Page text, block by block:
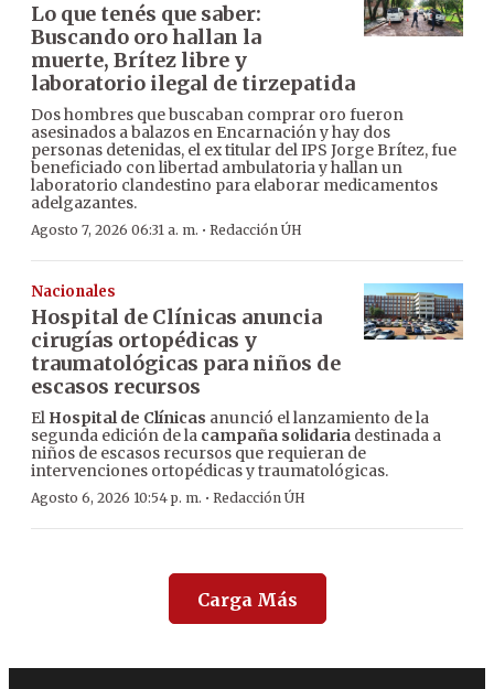
Lo que tenés que saber:
Buscando oro hallan la
muerte, Brítez libre y
laboratorio ilegal de tirzepatida
Dos hombres que buscaban comprar oro fueron
asesinados a balazos en Encarnación y hay dos
personas detenidas, el ex titular del IPS Jorge Brítez, fue
beneficiado con libertad ambulatoria y hallan un
laboratorio clandestino para elaborar medicamentos
adelgazantes.
Agosto 7, 2026 06:31 a. m. · Redacción ÚH
Nacionales
Hospital de Clínicas anuncia
cirugías ortopédicas y
traumatológicas para niños de
escasos recursos
El Hospital de Clínicas anunció el lanzamiento de la
segunda edición de la campaña solidaria destinada a
niños de escasos recursos que requieran de
intervenciones ortopédicas y traumatológicas.
Agosto 6, 2026 10:54 p. m. · Redacción ÚH
Carga Más